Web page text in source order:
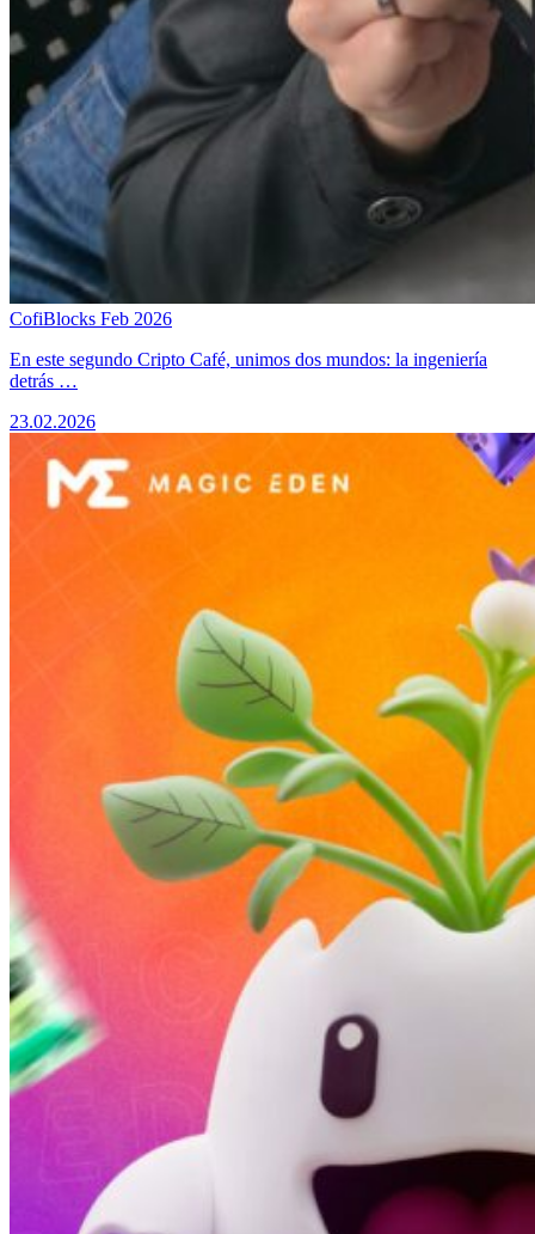
CofiBlocks Feb 2026
​En este segundo Cripto Café, unimos dos mundos: la ingeniería
detrás …
23.02.2026